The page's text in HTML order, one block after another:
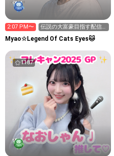
2:07 PM〜
伝説の大富豪目指す配信
２日目
Myao☆Legend Of Cats Eyes🐱
1187